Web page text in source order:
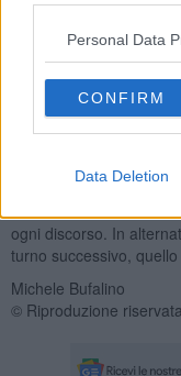
Personal Data
CONFIRM
Data Deletion
di trasformarsi nel
in Serie B, a seconda
Basterebbe uno dei
ritorno in B dello
Il primoscenario
riuscissero a vincere
Analogamente,se il
ogni discorso. In
turno successivo,
Michele Bufalino
© Riproduzione riservata